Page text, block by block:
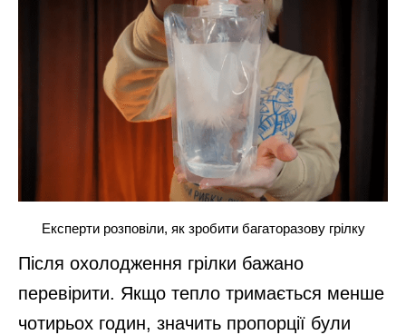
Експерти розповіли, як зробити багаторазову грілку
Після охолодження грілки бажано
перевірити. Якщо тепло тримається менше
чотирьох годин, значить пропорції були